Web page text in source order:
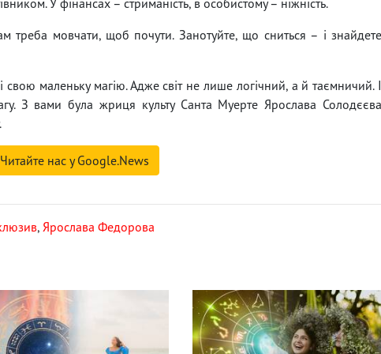
треба мовчати, щоб почути. Занотуйте, що сниться – і знайдете
маленьку магію. Адже світ не лише логічний, а й таємничий. І
З вами була жриця культу Санта Муерте Ярослава Солодєєва
Читайте нас у Google.News
, Ярослава Федорова